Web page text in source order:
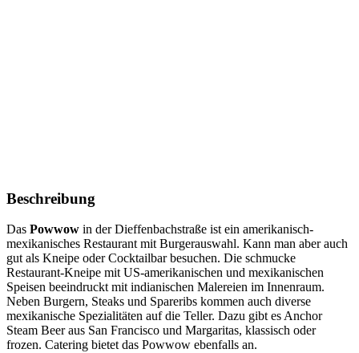
Beschreibung
Das Powwow in der Dieffenbachstraße ist ein amerikanisch-
mexikanisches Restaurant mit Burgerauswahl. Kann man aber auch
gut als Kneipe oder Cocktailbar besuchen. Die schmucke
Restaurant-Kneipe mit US-amerikanischen und mexikanischen
Speisen beeindruckt mit indianischen Malereien im Innenraum.
Neben Burgern, Steaks und Spareribs kommen auch diverse
mexikanische Spezialitäten auf die Teller. Dazu gibt es Anchor
Steam Beer aus San Francisco und Margaritas, klassisch oder
frozen. Catering bietet das Powwow ebenfalls an.